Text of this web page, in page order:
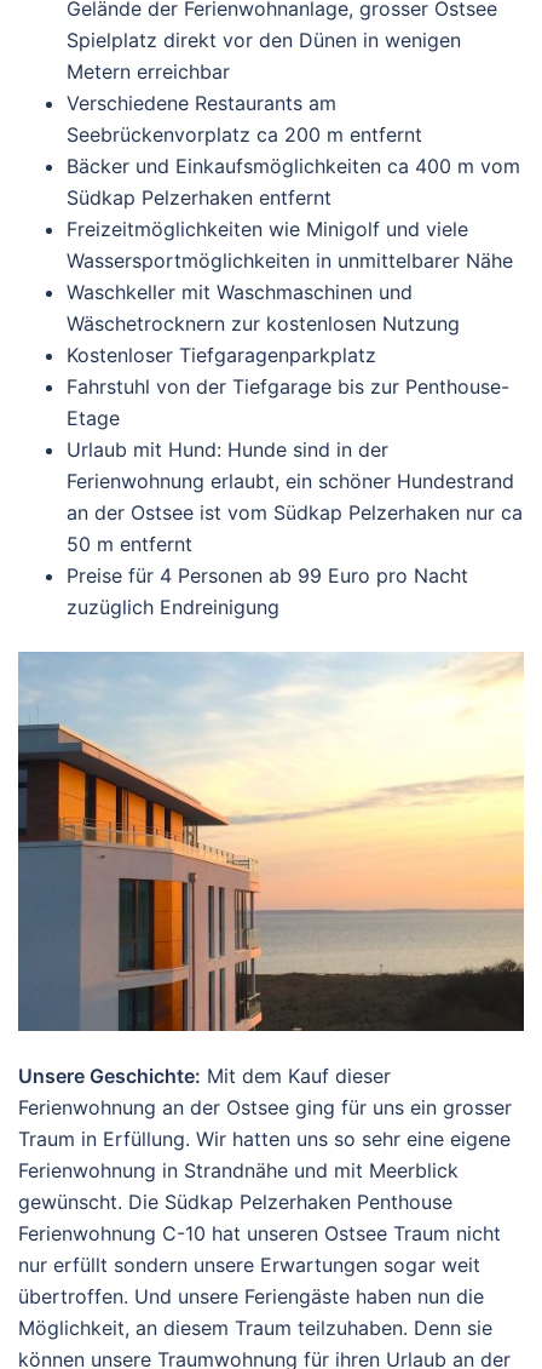
Gelände der Ferienwohnanlage, grosser Ostsee
Spielplatz direkt vor den Dünen in wenigen
Metern erreichbar
Verschiedene Restaurants am
Seebrückenvorplatz ca 200 m entfernt
Bäcker und Einkaufsmöglichkeiten ca 400 m vom
Südkap Pelzerhaken entfernt
Freizeitmöglichkeiten wie Minigolf und viele
Wassersportmöglichkeiten in unmittelbarer Nähe
Waschkeller mit Waschmaschinen und
Wäschetrocknern zur kostenlosen Nutzung
Kostenloser Tiefgaragenparkplatz
Fahrstuhl von der Tiefgarage bis zur Penthouse-
Etage
Urlaub mit Hund: Hunde sind in der
Ferienwohnung erlaubt, ein schöner Hundestrand
an der Ostsee ist vom Südkap Pelzerhaken nur ca
50 m entfernt
Preise für 4 Personen ab 99 Euro pro Nacht
zuzüglich Endreinigung
Unsere Geschichte: Mit dem Kauf dieser
Ferienwohnung an der Ostsee ging für uns ein grosser
Traum in Erfüllung. Wir hatten uns so sehr eine eigene
Ferienwohnung in Strandnähe und mit Meerblick
gewünscht. Die Südkap Pelzerhaken Penthouse
Ferienwohnung C-10 hat unseren Ostsee Traum nicht
nur erfüllt sondern unsere Erwartungen sogar weit
übertroffen. Und unsere Feriengäste haben nun die
Möglichkeit, an diesem Traum teilzuhaben. Denn sie
können unsere Traumwohnung für ihren Urlaub an der